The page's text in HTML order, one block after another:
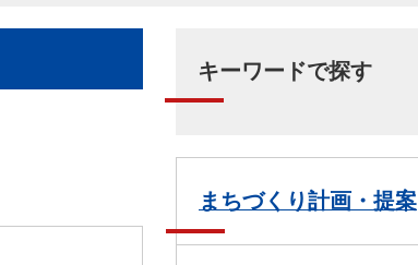
キーワードで探す
まちづくり計画・提案